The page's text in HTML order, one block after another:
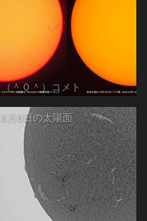
（＾０＾）コメト
8月8日の太陽面